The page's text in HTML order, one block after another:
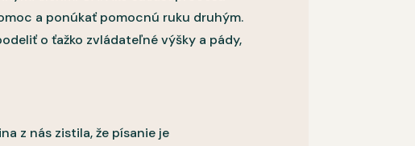
a ponúkať pomocnú ruku druhým.
o ťažko zvládateľné výšky a pády,
z nás zistila, že písanie je